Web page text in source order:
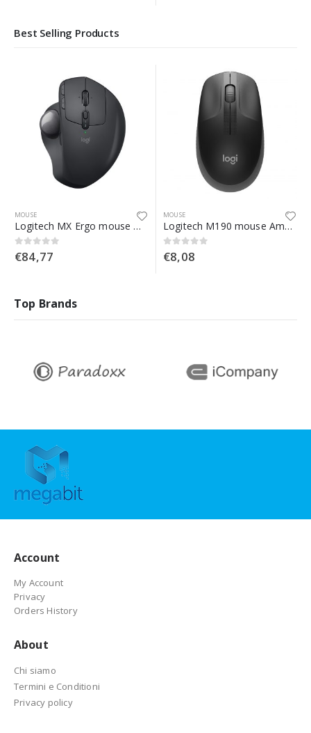
Best Selling Products
MOUSE
Logitech MX Ergo mouse Mano destra Wireless a RF + Bluetooth Trackball 440 DPI
0Su 5
€84,77
MOUSE
Logitech M190 mouse Ambidestro RF Wireless Ottico 1000 DPI
0Su 5
€8,08
Top Brands
Account
My Account
Privacy
Orders History
About
Chi siamo
Termini e Conditioni
Privacy policy